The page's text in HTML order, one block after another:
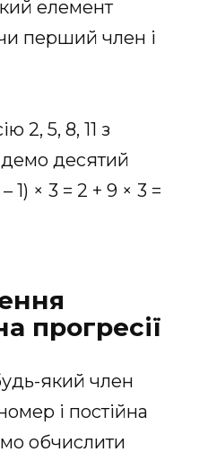
елемент
перший член і
2, 5, 8, 11 з
десятий
1) × 3 = 2 + 9 × 3 =
прогресії
який член
і постійна
обчислити